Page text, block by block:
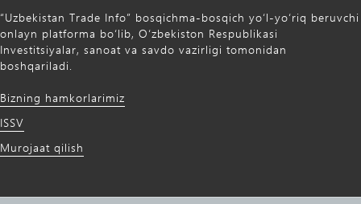
“Uzbekistan Trade Info” bosqichma-bosqich yo‘l-yo‘riq beruvchi
onlayn platforma bo‘lib, O‘zbekiston Respublikasi
Investitsiyalar, sanoat va savdo vazirligi tomonidan
boshqariladi.
Bizning hamkorlarimiz
ISSV
Murojaat qilish